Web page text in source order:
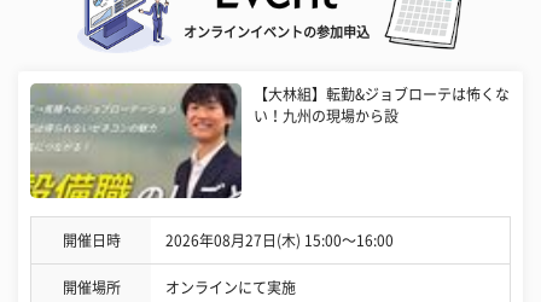
オンラインイベントの参加申込
【大林組】転勤&ジョブローテは怖くな
い！九州の現場から設
開催日時 2026年08月27日(木) 15:00〜16:00
開催場所 オンラインにて実施